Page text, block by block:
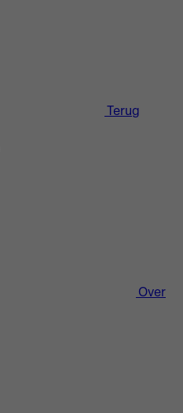
Terug
Over